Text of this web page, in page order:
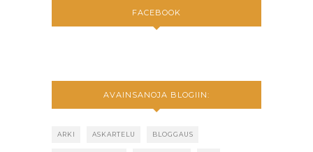
FACEBOOK
AVAINSANOJA BLOGIIN:
ARKI ASKARTELU BLOGGAUS